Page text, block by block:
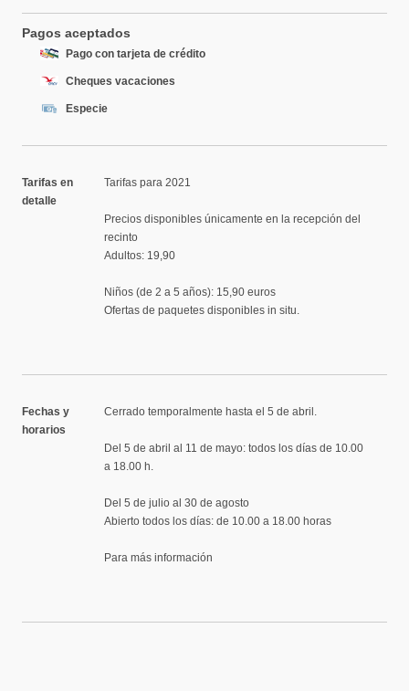
Pagos aceptados
Pago con tarjeta de crédito
Cheques vacaciones
Especie
Tarifas en
detalle
Tarifas para 2021
Precios disponibles únicamente en la recepción del
recinto
Adultos: 19,90
Niños (de 2 a 5 años): 15,90 euros
Ofertas de paquetes disponibles in situ.
Fechas y
horarios
Cerrado temporalmente hasta el 5 de abril.
Del 5 de abril al 11 de mayo: todos los días de 10.00
a 18.00 h.
Del 5 de julio al 30 de agosto
Abierto todos los días: de 10.00 a 18.00 horas
Para más información